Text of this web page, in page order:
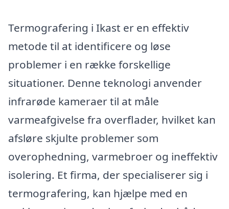
Termografering i Ikast er en effektiv
metode til at identificere og løse
problemer i en række forskellige
situationer. Denne teknologi anvender
infrarøde kameraer til at måle
varmeafgivelse fra overflader, hvilket kan
afsløre skjulte problemer som
overophedning, varmebroer og ineffektiv
isolering. Et firma, der specialiserer sig i
termografering, kan hjælpe med en